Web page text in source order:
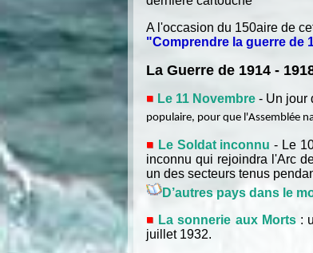
A l'occasion du 150aire de
"Comprendre la guerre de
La Guerre de 1914 -
Le 11 Novembre - Un jour
populaire, pour que l'Assemblée
Le Soldat inconnu - Le
inconnu qui rejoindra l'Arc
un des secteurs tenus
D’autres pays dans le
La sonnerie aux Morts :
juillet 1932.